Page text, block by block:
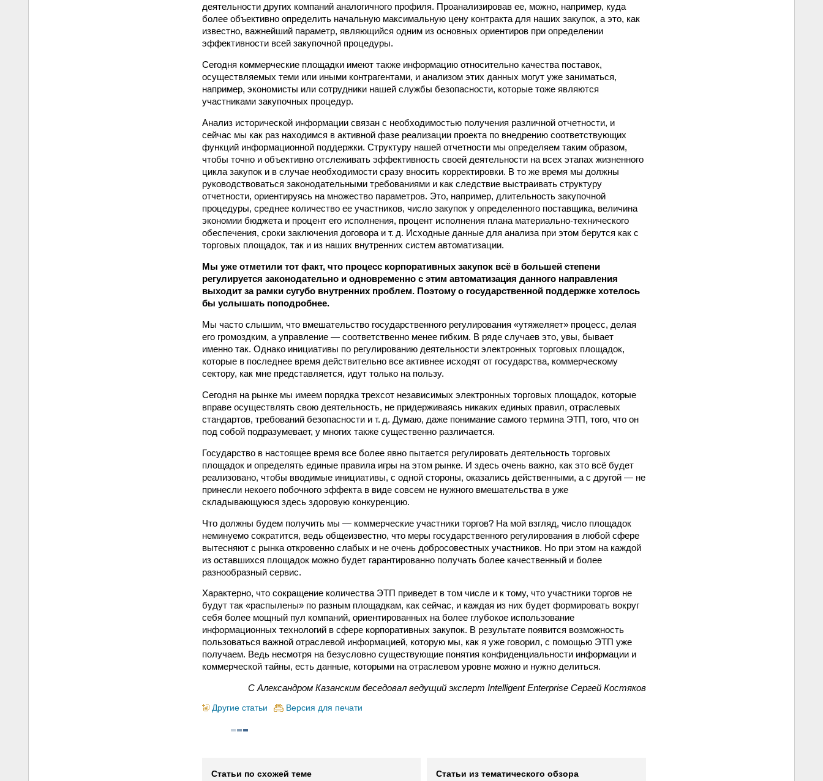
деятельности других компаний аналогичного профиля. Проанализировав ее, можно, например, куда
более объективно определить начальную максимальную цену контракта для наших закупок, а это, как
известно, важнейший параметр, являющийся одним из основных ориентиров при определении
эффективности всей закупочной процедуры.
Сегодня коммерческие площадки имеют также информацию относительно качества поставок,
осуществляемых теми или иными контрагентами, и анализом этих данных могут уже заниматься,
например, экономисты или сотрудники нашей службы безопасности, которые тоже являются
участниками закупочных процедур.
Анализ исторической информации связан с необходимостью получения различной отчетности, и
сейчас мы как раз находимся в активной фазе реализации проекта по внедрению соответствующих
функций информационной поддержки. Структуру нашей отчетности мы определяем таким образом,
чтобы точно и объективно отслеживать эффективность своей деятельности на всех этапах жизненного
цикла закупок и в случае необходимости сразу вносить корректировки. В то же время мы должны
руководствоваться законодательными требованиями и как следствие выстраивать структуру
отчетности, ориентируясь на множество параметров. Это, например, длительность закупочной
процедуры, среднее количество ее участников, число закупок у определенного поставщика, величина
экономии бюджета и процент его исполнения, процент исполнения плана материально-технического
обеспечения, сроки заключения договора и т. д. Исходные данные для анализа при этом берутся как с
торговых площадок, так и из наших внутренних систем автоматизации.
Мы уже отметили тот факт, что процесс корпоративных закупок всё в большей степени
регулируется законодательно и одновременно с этим автоматизация данного направления
выходит за рамки сугубо внутренних проблем. Поэтому о государственной поддержке хотелось
бы услышать поподробнее.
Мы часто слышим, что вмешательство государственного регулирования «утяжеляет» процесс, делая
его громоздким, а управление — соответственно менее гибким. В ряде случаев это, увы, бывает
именно так. Однако инициативы по регулированию деятельности электронных торговых площадок,
которые в последнее время действительно все активнее исходят от государства, коммерческому
сектору, как мне представляется, идут только на пользу.
Сегодня на рынке мы имеем порядка трехсот независимых электронных торговых площадок, которые
вправе осуществлять свою деятельность, не придерживаясь никаких единых правил, отраслевых
стандартов, требований безопасности и т. д. Думаю, даже понимание самого термина ЭТП, того, что он
под собой подразумевает, у многих также существенно различается.
Государство в настоящее время все более явно пытается регулировать деятельность торговых
площадок и определять единые правила игры на этом рынке. И здесь очень важно, как это всё будет
реализовано, чтобы вводимые инициативы, с одной стороны, оказались действенными, а с другой — не
принесли некоего побочного эффекта в виде совсем не нужного вмешательства в уже
складывающуюся здесь здоровую конкуренцию.
Что должны будем получить мы — коммерческие участники торгов? На мой взгляд, число площадок
неминуемо сократится, ведь общеизвестно, что меры государственного регулирования в любой сфере
вытесняют с рынка откровенно слабых и не очень добросовестных участников. Но при этом на каждой
из оставшихся площадок можно будет гарантированно получать более качественный и более
разнообразный сервис.
Характерно, что сокращение количества ЭТП приведет в том числе и к тому, что участники торгов не
будут так «распылены» по разным площадкам, как сейчас, и каждая из них будет формировать вокруг
себя более мощный пул компаний, ориентированных на более глубокое использование
информационных технологий в сфере корпоративных закупок. В результате появится возможность
пользоваться важной отраслевой информацией, которую мы, как я уже говорил, с помощью ЭТП уже
получаем. Ведь несмотря на безусловно существующие понятия конфиденциальности информации и
коммерческой тайны, есть данные, которыми на отраслевом уровне можно и нужно делиться.
С Александром Казанским беседовал ведущий эксперт Intelligent Enterprise Сергей Костяков
Другие статьи Версия для печати
Статьи по схожей теме Статьи из тематического обзора